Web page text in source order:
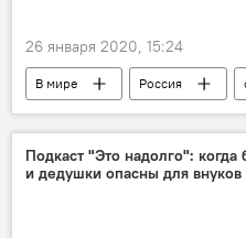
26 января 2020, 15:24
В мире Россия
медали
Спорт
Подкаст "Это надолго": когда
и дедушки опасны для внуков